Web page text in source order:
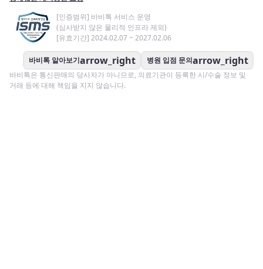
[인증범위] 바비톡 서비스 운영
(심사받지 않은 물리적 인프라 제외)
[유효기간] 2024.02.07 ~ 2027.02.06
바비톡 알아보기arrow_right 병원 입점 문의arrow_right
바비톡은 통신판매의 당사자가 아니므로, 의료기관이 등록한 시/수술 정보 및
거래 등에 대해 책임을 지지 않습니다.